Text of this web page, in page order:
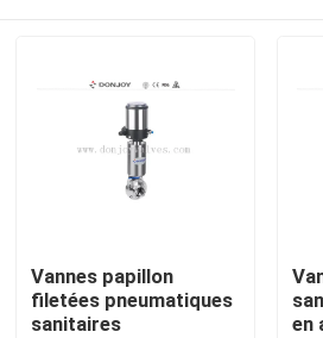
Vannes papillon
filetées pneumatiques
sanitaires
en